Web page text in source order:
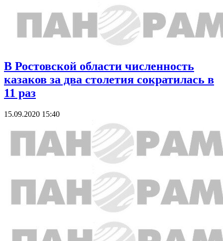
В Ростовской области численность
казаков за два столетия сократилась в
11 раз
15.09.2020 15:40